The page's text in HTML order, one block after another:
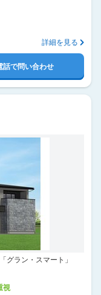
詳細を見る
話で問い合わせ
グラン・スマート」
視